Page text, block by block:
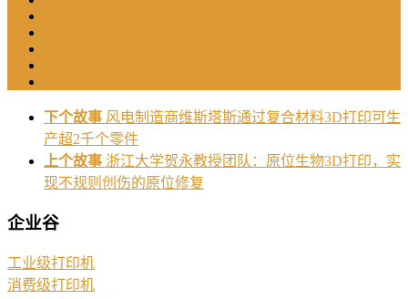
下个故事 风电制造商维斯塔斯通过复合材料3D打印可生
产超2千个零件
上个故事 浙江大学贺永教授团队：原位生物3D打印，实
现不规则创伤的原位修复
企业谷
工业级打印机
消费级打印机